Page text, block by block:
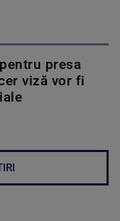
presa
viză vor fi